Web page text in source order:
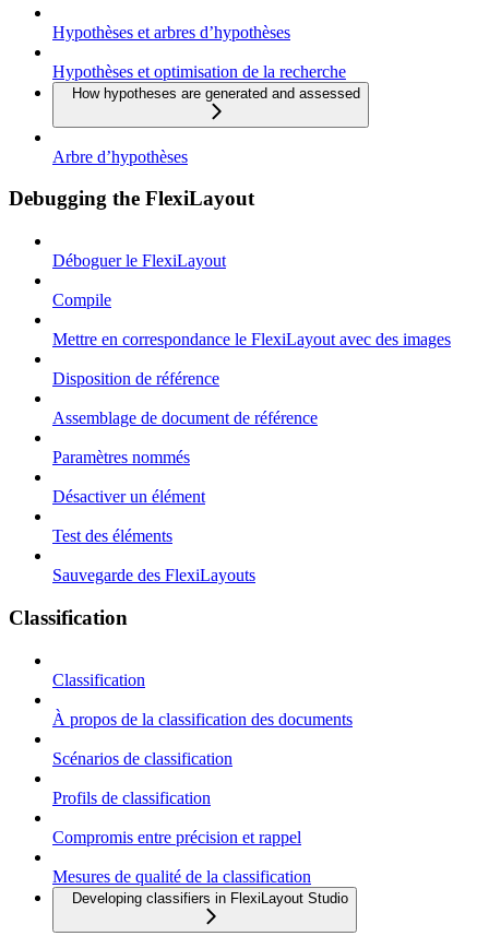
Hypothèses et arbres d’hypothèses
Hypothèses et optimisation de la recherche
How hypotheses are generated and assessed
Arbre d’hypothèses
Debugging the FlexiLayout
Déboguer le FlexiLayout
Compile
Mettre en correspondance le FlexiLayout avec des images
Disposition de référence
Assemblage de document de référence
Paramètres nommés
Désactiver un élément
Test des éléments
Sauvegarde des FlexiLayouts
Classification
Classification
À propos de la classification des documents
Scénarios de classification
Profils de classification
Compromis entre précision et rappel
Mesures de qualité de la classification
Developing classifiers in FlexiLayout Studio